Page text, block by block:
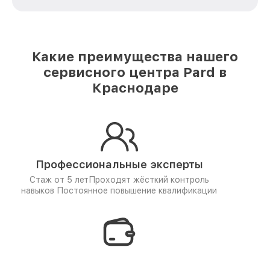
Какие преимущества нашего
сервисного центра Pard в
Краснодаре
Профессиональные эксперты
Стаж от 5 лет Проходят жёсткий контроль
навыков Постоянное повышение квалификации